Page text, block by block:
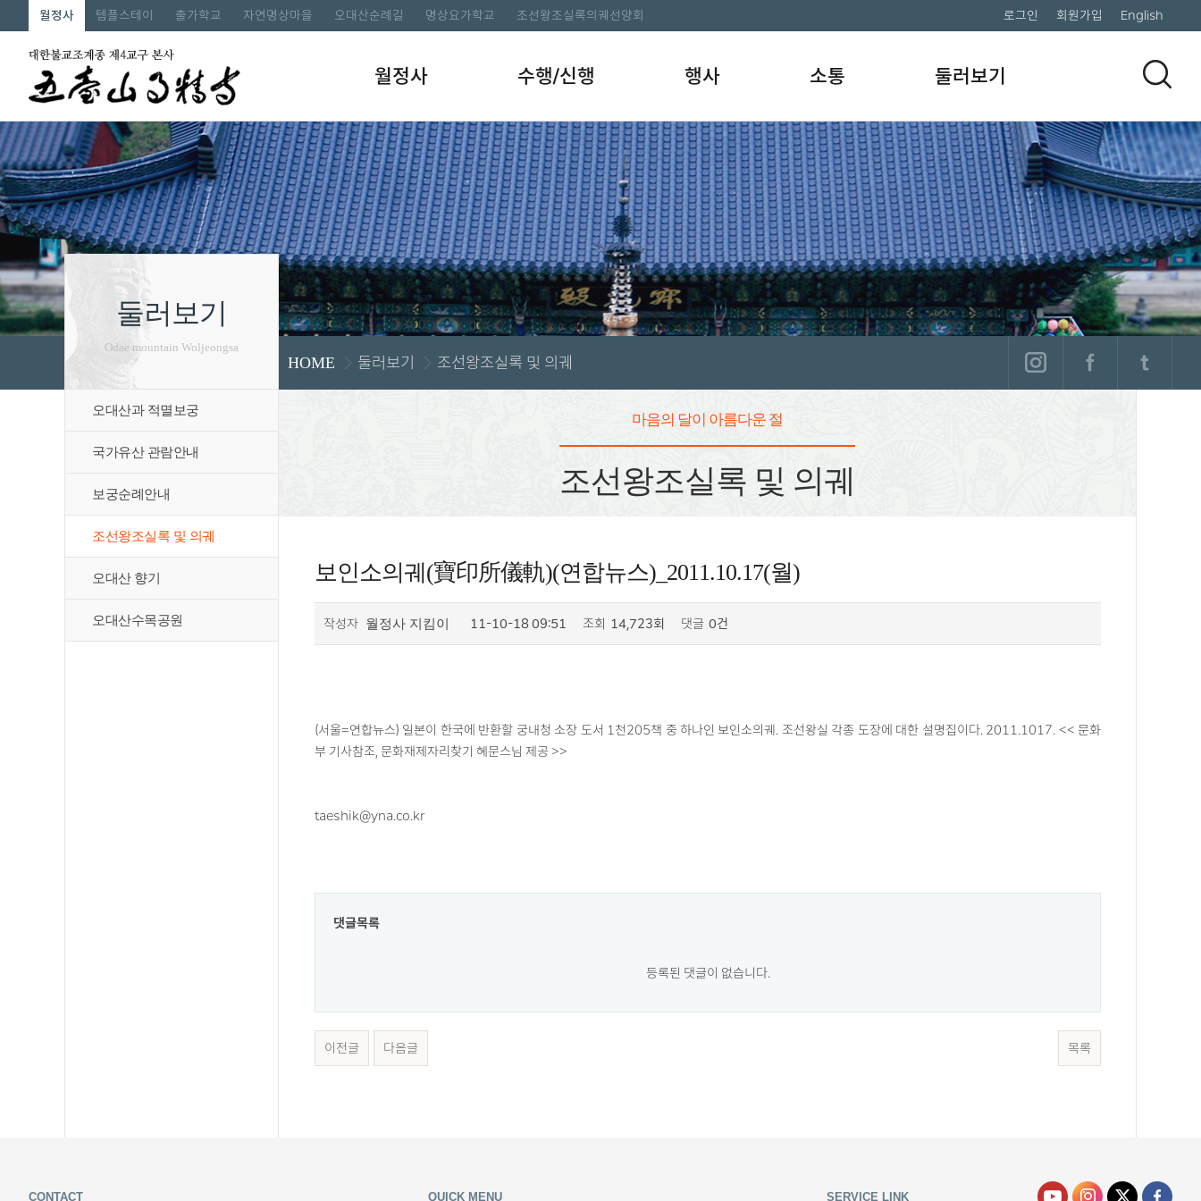
월정사 템플스테이 출가학교 자연명상마을 오대산순례길 명상요가학교 조선왕조실록의궤선양회 로그인 회원가입 English
월정사 수행/신행 행사 소통 둘러보기
둘러보기
Odae mountain Woljeongsa
오대산과 적멸보궁
국가유산 관람안내
보궁순례안내
조선왕조실록 및 의궤
오대산 향기
오대산수목공원
HOME 둘러보기 조선왕조실록 및 의궤
마음의 달이 아름다운 절
조선왕조실록 및 의궤
보인소의궤(寶印所儀軌)(연합뉴스)_2011.10.17(월)
작성자 월정사 지킴이 11-10-18 09:51 조회 14,723회 댓글 0건
(서울=연합뉴스) 일본이 한국에 반환할 궁내청 소장 도서 1천205책 중 하나인 보인소의궤. 조선왕실 각종 도장에 대한 설명집이다. 2011.1017. << 문화
부 기사참조, 문화재제자리찾기 혜문스님 제공 >>
taeshik@yna.co.kr
댓글목록
등록된 댓글이 없습니다.
이전글 다음글 목록
CONTACT QUICK MENU SERVICE LINK